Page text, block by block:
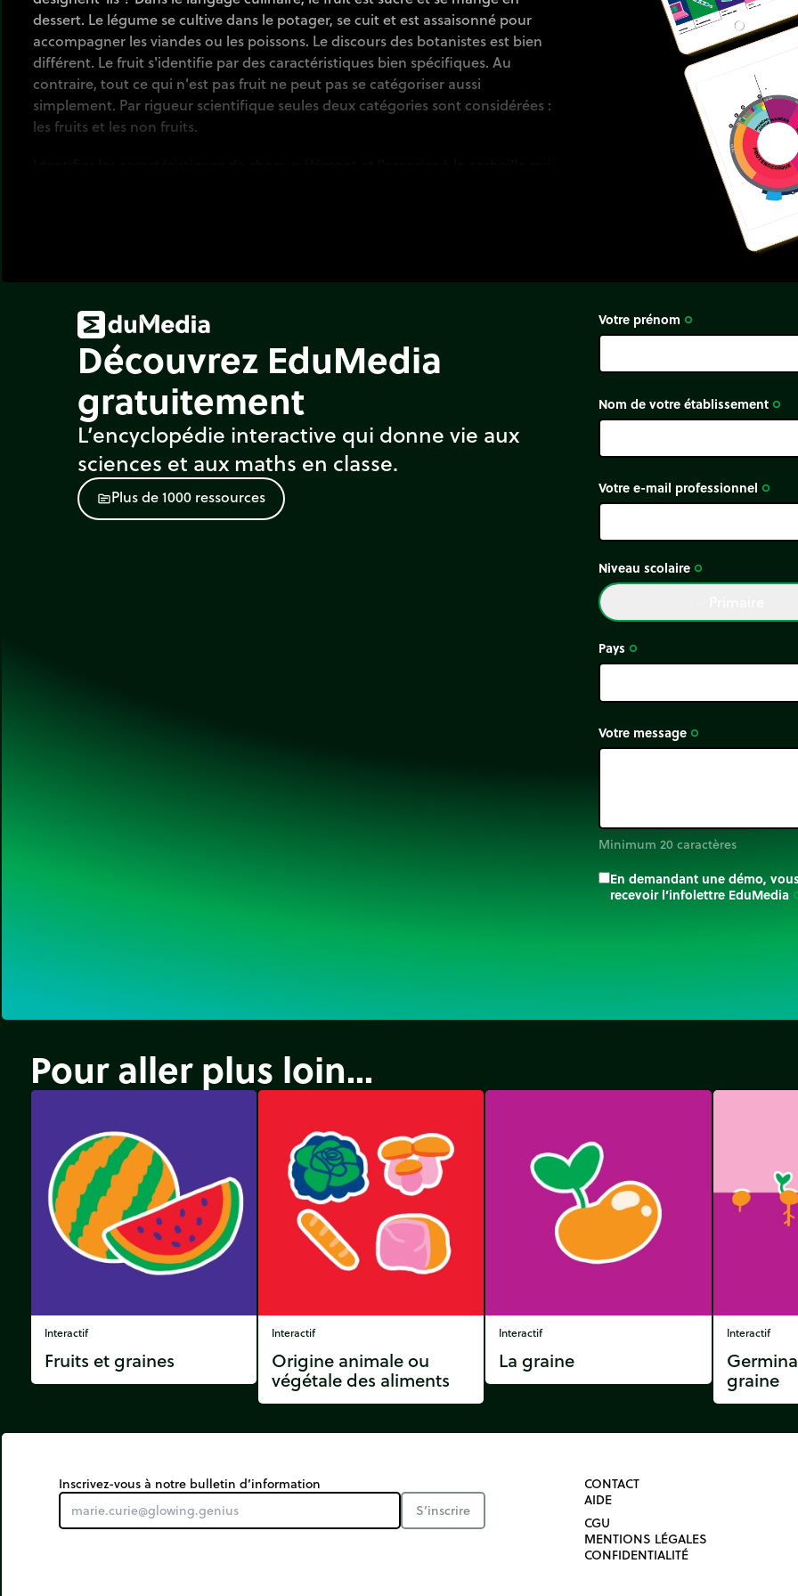
dessert. Le légume se cultive dans le potager, se cuit et est assaisonné pour
accompagner les viandes ou les poissons. Le discours des botanistes est bien
différent. Le fruit s'identifie par des caractéristiques bien spécifiques. Au
contraire, tout ce qui n'est pas fruit ne peut pas se catégoriser aussi
simplement. Par rigueur scientifique seules deux catégories sont considérées :
les fruits et les non fruits.
Découvrez EduMedia
gratuitement
L’encyclopédie interactive qui donne vie aux
sciences et aux maths en classe.
sourcePlusde1000 ressources
Votre prénom trip_origin
Nom de votre établissement trip_origin
Votre e-mail professionnel trip_origin
Niveau scolaire trip_origin
Pays trip_origin
Votre message trip_origin
Minimum 20 caractères
En demandant une démo,
recevoir l’infolettre EduMedia
Pour aller plus loin...
Interactif
Fruits et graines
Interactif
Origine animale ou
végétale des aliments
Interactif
La graine
Interactif
graine
Inscrivez-vous à notre bulletin d’information
S’inscrire
CONTACT
AIDE
CGU
MENTIONS LÉGALES
CONFIDENTIALITÉ